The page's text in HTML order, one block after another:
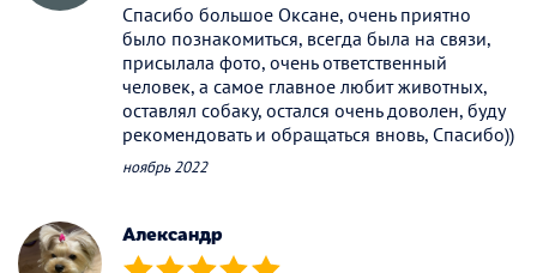
Спасибо большое Оксане, очень приятно
было познакомиться, всегда была на связи,
присылала фото, очень ответственный
человек, а самое главное любит животных,
оставлял собаку, остался очень доволен, буду
рекомендовать и обращаться вновь, Спасибо))
ноябрь 2022
Александр